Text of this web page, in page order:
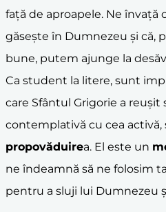
față de aproapele. Ne învață
găsește în Dumnezeu și că,
bune, putem ajunge la
Ca student la litere, sunt
care Sfântul Grigorie a reușit
contemplativă cu cea
propovăduirea. El este un
ne îndeamnă să ne folosim
pentru a sluji lui Dumnezeu